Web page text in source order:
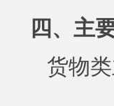
四、主
货物